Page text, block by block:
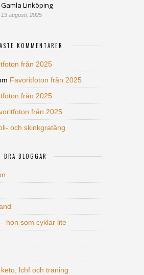
Gamla Linköping
13 augusti, 2025
KOMMENTARER
från 2025
Favoritfoton från 2025
från 2025
från 2025
och skinkgratäng
BRA BLOGGAR
hon som cyklar lite
lchf och träning